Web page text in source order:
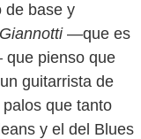
de base y
—que es
pienso que
guitarrista de
que tanto
y el del Blues